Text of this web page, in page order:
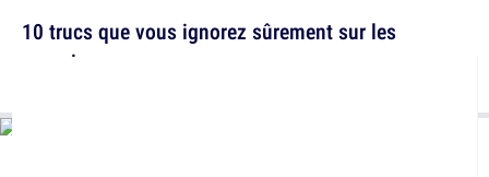
10 trucs que vous ignorez sûrement sur les
pompiers